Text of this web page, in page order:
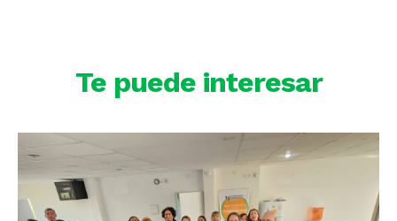
Te puede interesar